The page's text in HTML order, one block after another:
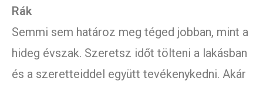
Rák
Semmi sem határoz meg téged jobban, mint a
hideg évszak. Szeretsz időt tölteni a lakásban
és a szeretteiddel együtt tevékenykedni. Akár